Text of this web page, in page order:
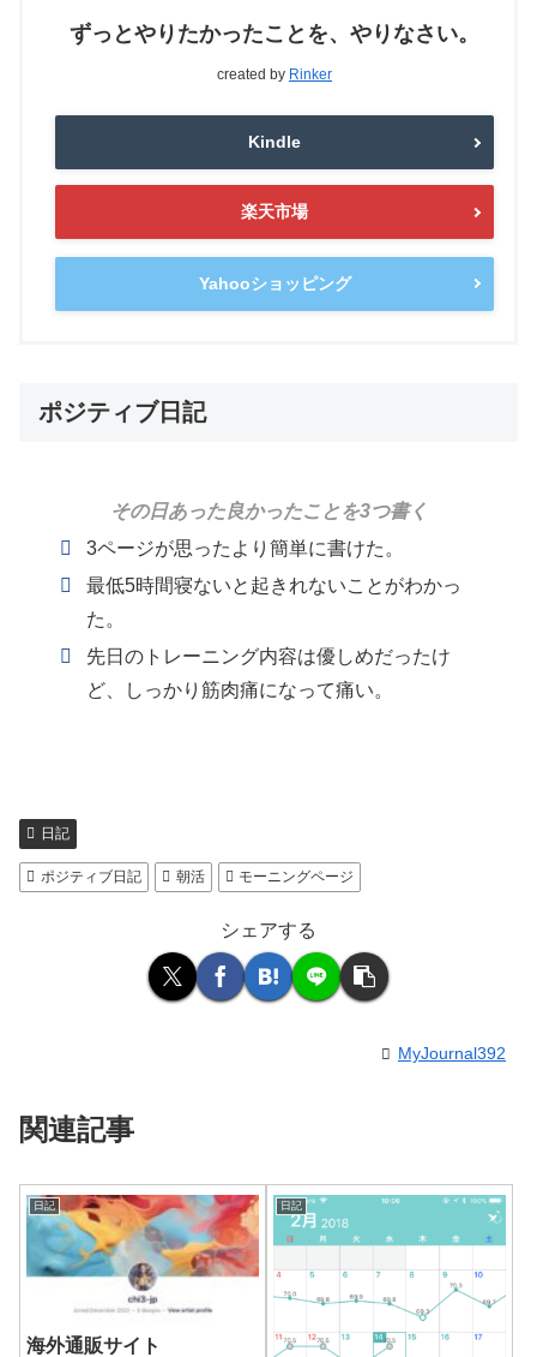
ずっとやりたかったことを、やりなさい。
created by Rinker
Kindle
楽天市場
Yahooショッピング
ポジティブ日記
その日あった良かったことを3つ書く
3ページが思ったより簡単に書けた。
最低5時間寝ないと起きれないことがわかっ
た。
先日のトレーニング内容は優しめだったけ
ど、しっかり筋肉痛になって痛い。
日記
ポジティブ日記 朝活 モーニングページ
シェアする
MyJournal392
関連記事
日記
海外通販サイト
日記